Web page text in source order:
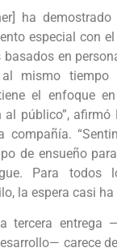
ha
especial con
en
mismo tiempo
el enfoque
público”, afirmó
compañía.
de ensueño
Para todos
la espera casi ha
tercera entrega
carece